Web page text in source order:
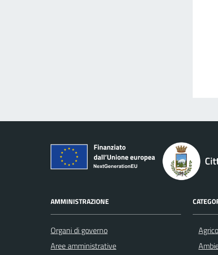
AMMINISTRAZIONE
Organi di governo
Aree amministrative